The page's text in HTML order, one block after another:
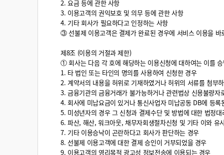
2. 요금 등에 관한 사항
3. 이용고객의 권익보호 및 의무 등에 관한 사항
4. 기타 회사가 필요하다고 인정하는 사항
③ 선불제 이용고객은 결제가 완료된 경우에 서비스 이용을
제8조 (이용의 거절과 제한)
① 회사는 다음 각 호에 해당하는 이용신청에 대하여는 이를
1. 타 법인 또는 타인의 명의를 사용하여 신청한 경우
2. 계약서의 내용을 허위로 기재하였거나 허위의 서류를 첨부
3. 금융기관의 금융거래가 불가능하거나 관련법상 신용불량자
4. 회사에 미납요금이 있거나 통신사업자 미납공동 DB에 등록
5. 미성년자의 경우 그 신청과 결제수단 및 방법에 대한 법정
6. 파산, 해산, 워크아웃, 채무자회생절차신청 및 기타 이와 유
7. 기타 이용승낙이 곤란하다고 회사가 판단하는 경우
8. 선불제 이용고객에 대한 결제 승인이 거부되었을 경우
9. 이용고객의 영리목적 광고성 정보전송에 이용되는 경우